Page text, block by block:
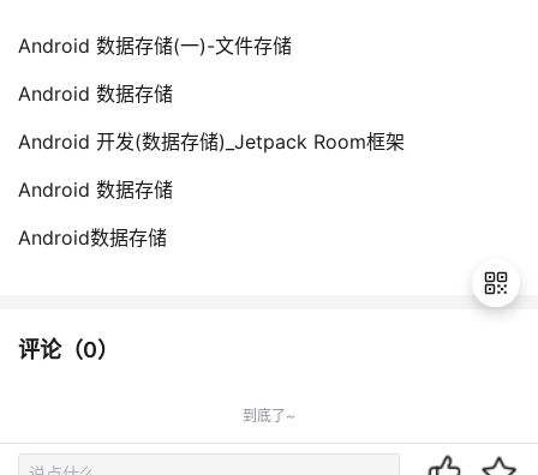
Android 数据存储(一)-文件存储
Android 数据存储
Android 开发(数据存储)_Jetpack Room框架
Android 数据存储
Android数据存储
评论（0）
到底了~